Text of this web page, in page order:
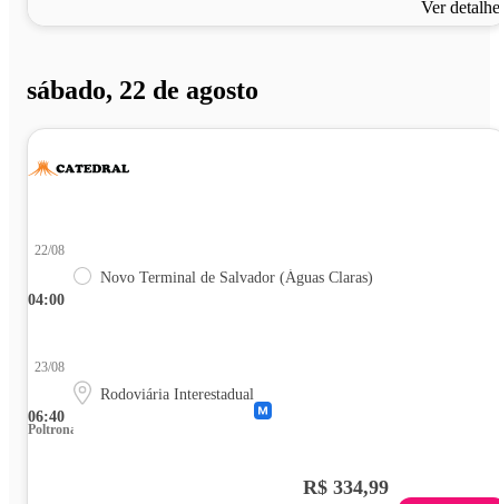
Ver
sábado, 22 de agosto
04:00
22/08
Novo Terminal de Salvador (Águas Claras)
06:40
23/08
Rodoviária Interestadual
Poltrona
R$ 334,99